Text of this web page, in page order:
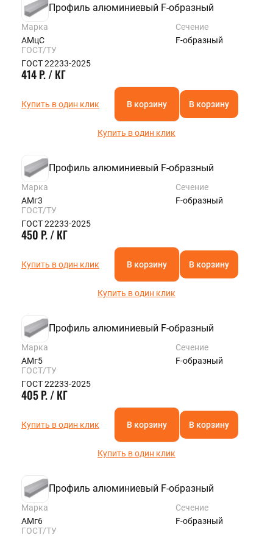
Профиль алюминиевый F-образный
Марка
АМцС
Сечение
F-образный
ГОСТ/ТУ
ГОСТ 22233-2025
414 Р. / КГ
Купить в один клик В корзину В корзину
Купить в один клик
Профиль алюминиевый F-образный
Марка
АМг3
Сечение
F-образный
ГОСТ/ТУ
ГОСТ 22233-2025
450 Р. / КГ
Купить в один клик В корзину В корзину
Купить в один клик
Профиль алюминиевый F-образный
Марка
АМг5
Сечение
F-образный
ГОСТ/ТУ
ГОСТ 22233-2025
405 Р. / КГ
Купить в один клик В корзину В корзину
Купить в один клик
Профиль алюминиевый F-образный
Марка
АМг6
Сечение
F-образный
ГОСТ/ТУ